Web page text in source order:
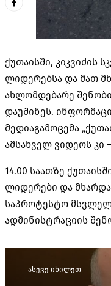
ქუთაისში, კიკვიძის
ლიდერებსა და მათ
ახლომდებარე
დაუშინეს.
მედიაგამოცემა
ამსახველ ვიდეოს კი –
14.00 საათზე
ლიდერები და
საპროტესტო
ადმინისტრაციის
ასევე იხილეთ